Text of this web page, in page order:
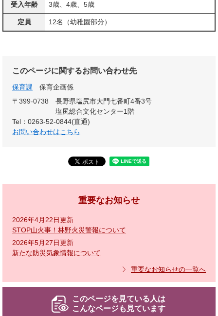
受入年齢 3歳、4歳、5歳
定員 12名（幼稚園部分）
このページに関するお問い合わせ先
保育課
保育企画係
〒399-0738
長野県塩尻市大門七番町4番3号
塩尻総合文化センター1階
Tel：0263-52-0844(直通)
お問い合わせはこちら
重要なお知らせ
2026年4月22日更新
STOP山火事！林野火災警報について
2026年5月27日更新
新たな防災気象情報について
重要なお知らせの一覧へ
このページを見ている人は
こんなページも見ています